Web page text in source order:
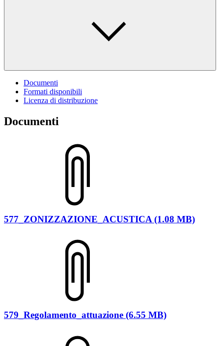
Documenti
Formati disponibili
Licenza di distribuzione
Documenti
577_ZONIZZAZIONE_ACUSTICA (1.08 MB)
579_Regolamento_attuazione (6.55 MB)